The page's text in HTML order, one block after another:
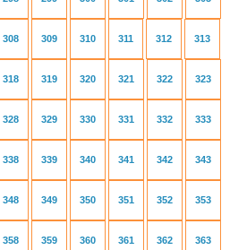
308 309 310 311 312 313
318 319 320 321 322 323
328 329 330 331 332 333
338 339 340 341 342 343
348 349 350 351 352 353
358 359 360 361 362 363